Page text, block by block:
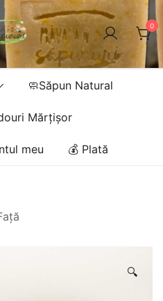
0
🧼Săpun Natural
Mărțișor
meu 💰 Plată
🔍